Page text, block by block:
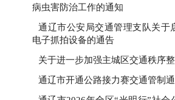
病虫害防治工作的通知
通辽市公安局交通管理支队关于
电子抓拍设备的通告
关于进一步加强主城区交通秩序
通辽市开通公路接力赛交通管制